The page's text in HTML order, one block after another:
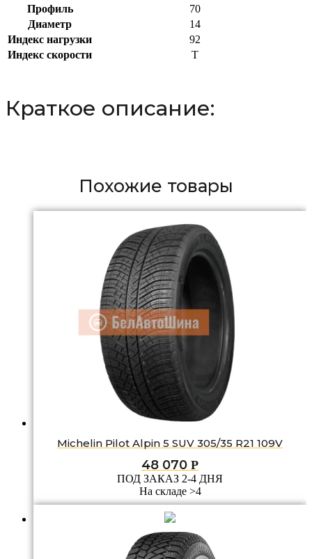
Профиль
70
Диаметр
14
Индекс нагрузки
92
Индекс скорости
T
Краткое описание:
Похожие товары
Michelin Pilot Alpin 5 SUV 305/35 R21 109V
48 070 Р
ПОД ЗАКАЗ 2-4 ДНЯ
На складе >4